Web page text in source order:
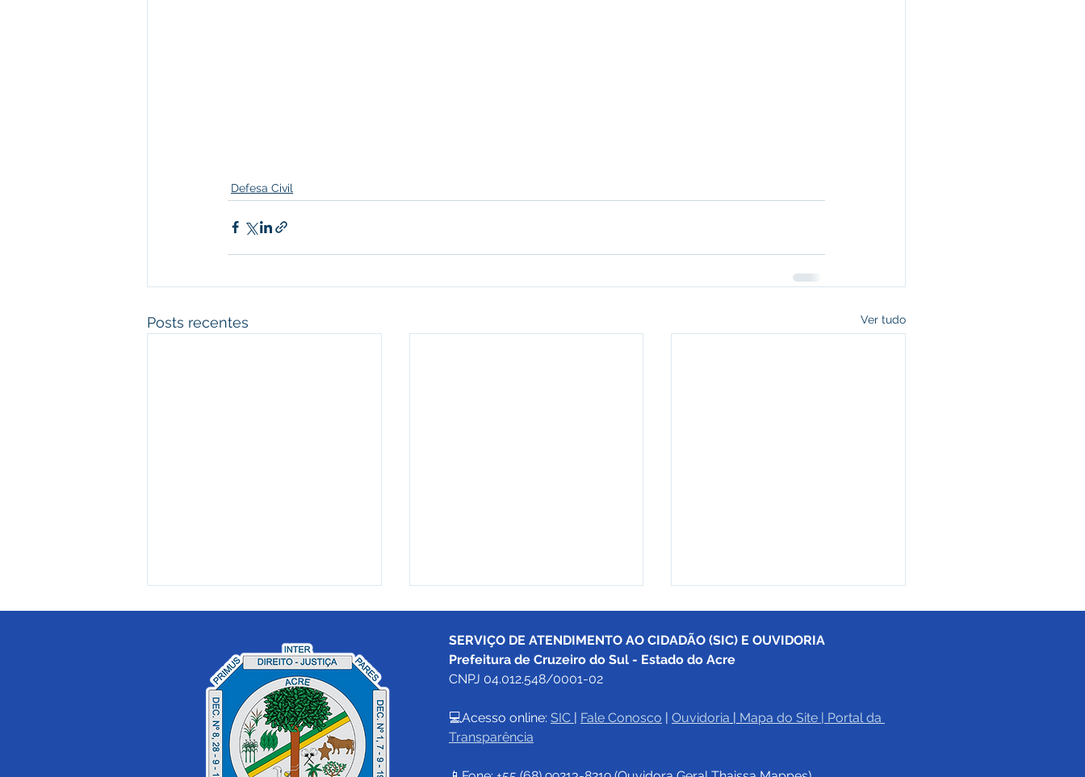
Defesa Civil
Posts recentes Ver tudo
Prefeitura intensifica
reconstrução de trapiches
Prefeitura de Cruzeiro do
SERVIÇO DE ATENDIMENTO AO CIDADÃO (SIC) E OUVIDORIA
Prefeitura de Cruzeiro do Sul - Estado do Acre
CNPJ 04.012.548/0001-02
💻Acesso online: SIC | Fale Conosco | Ouvidoria | Mapa do Site | Portal da
Transparência